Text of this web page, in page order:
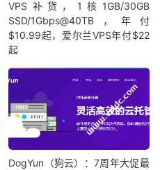
VPS补货，1核1GB/30GB
SSD/1Gbps@40TB，年付
$10.99起，爱尔兰VPS年付$22
起
DogYun（狗云）：7周年大促最